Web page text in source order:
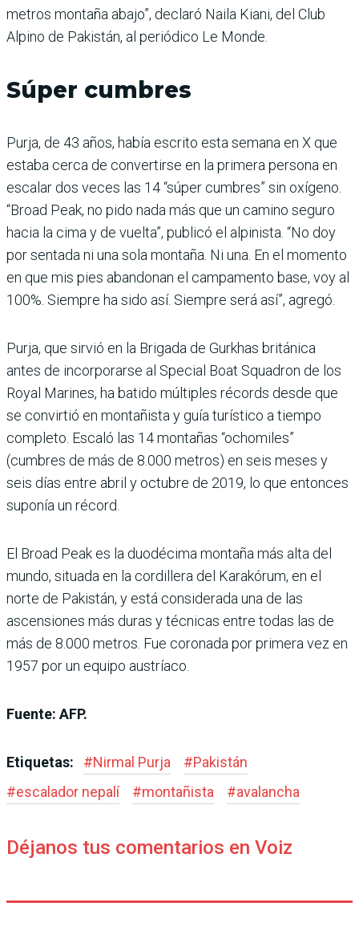
metros montaña abajo”, declaró Naila Kiani, del Club
Alpino de Pakistán, al periódico Le Monde.
Súper cumbres
Purja, de 43 años, había escrito esta semana en X que
estaba cerca de convertirse en la primera persona en
escalar dos veces las 14 “súper cumbres” sin oxígeno.
“Broad Peak, no pido nada más que un camino seguro
hacia la cima y de vuelta”, publicó el alpinista. “No doy
por sentada ni una sola montaña. Ni una. En el momento
en que mis pies abandonan el campamento base, voy al
100%. Siempre ha sido así. Siempre será así”, agregó.
Purja, que sirvió en la Brigada de Gurkhas británica
antes de incorporarse al Special Boat Squadron de los
Royal Marines, ha batido múltiples récords desde que
se convirtió en montañista y guía turístico a tiempo
completo. Escaló las 14 montañas “ochomiles”
(cumbres de más de 8.000 metros) en seis meses y
seis días entre abril y octubre de 2019, lo que entonces
suponía un récord.
El Broad Peak es la duodécima montaña más alta del
mundo, situada en la cordillera del Karakórum, en el
norte de Pakistán, y está considerada una de las
ascensiones más duras y técnicas entre todas las de
más de 8.000 metros. Fue coronada por primera vez en
1957 por un equipo austríaco.
Fuente: AFP.
Etiquetas: #Nirmal Purja #Pakistán
#escalador nepalí #montañista #avalancha
Déjanos tus comentarios en Voiz